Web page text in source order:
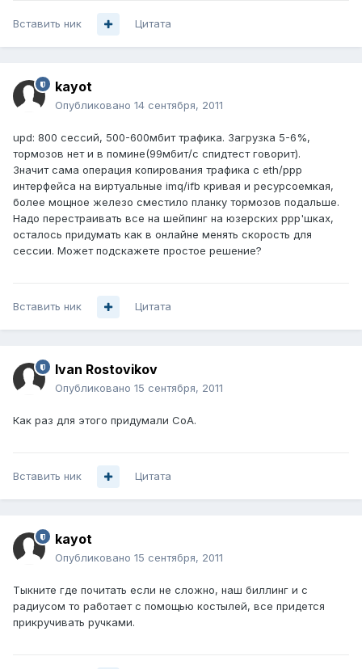
Вставить ник Цитата
kayot
Опубликовано 14 сентября, 2011
upd: 800 сессий, 500-600мбит трафика. Загрузка 5-6%,
тормозов нет и в помине(99мбит/с спидтест говорит).
Значит сама операция копирования трафика с eth/ppp
интерфейса на виртуальные imq/ifb кривая и ресурсоемкая,
более мощное железо сместило планку тормозов подальше.
Надо перестраивать все на шейпинг на юзерских ppp'шках,
осталось придумать как в онлайне менять скорость для
сессии. Может подскажете простое решение?
Вставить ник Цитата
Ivan Rostovikov
Опубликовано 15 сентября, 2011
Как раз для этого придумали CoA.
Вставить ник Цитата
kayot
Опубликовано 15 сентября, 2011
Тыкните где почитать если не сложно, наш биллинг и с
радиусом то работает с помощью костылей, все придется
прикручивать ручками.